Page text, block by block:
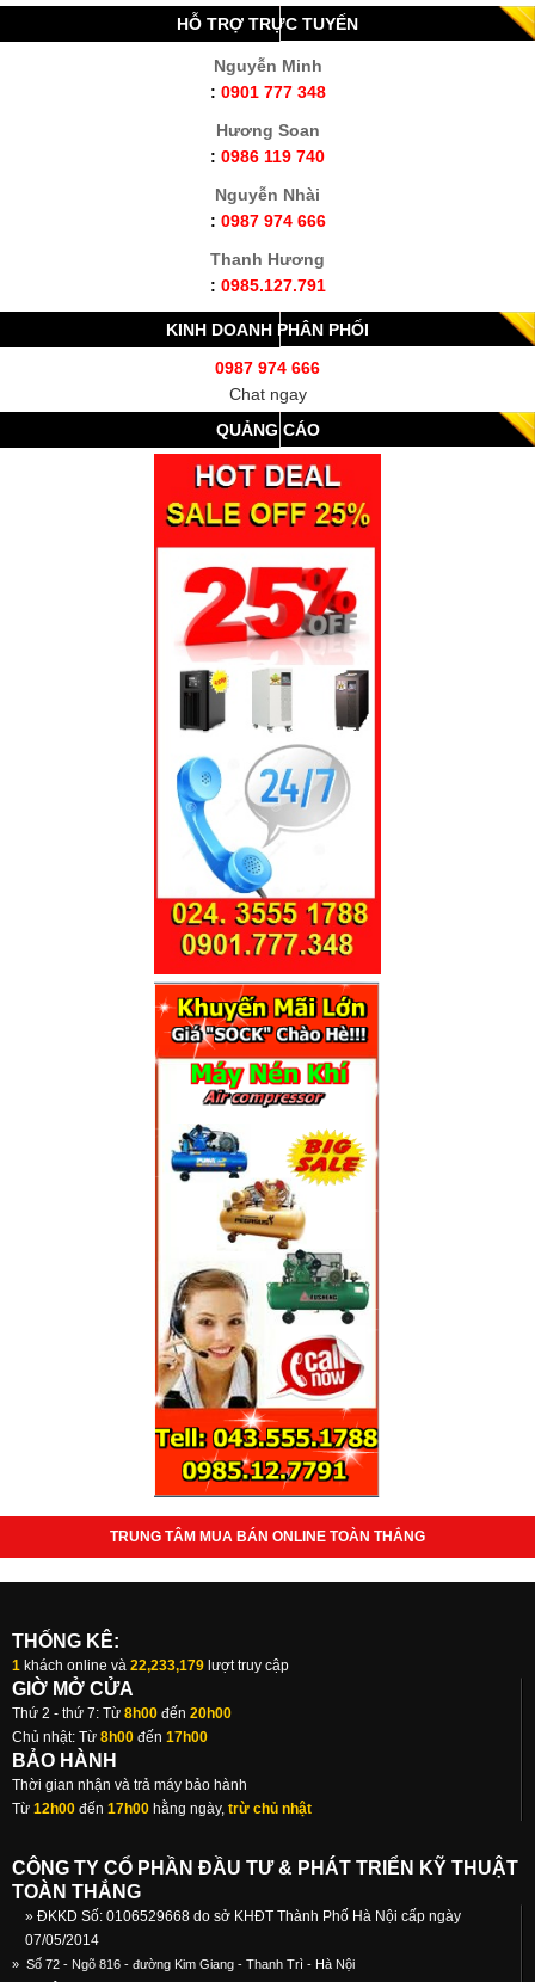
HỖ TRỢ TRỰC TUYẾN
Nguyễn Minh
: 0901 777 348
Hương Soan
: 0986 119 740
Nguyễn Nhài
: 0987 974 666
Thanh Hương
: 0985.127.791
KINH DOANH PHÂN PHỐI
0987 974 666
Chat ngay
QUẢNG CÁO
TRUNG TÂM MUA BÁN ONLINE TOÀN THẮNG
THỐNG KÊ:
1 khách online và 22,233,179 lượt truy cập
GIỜ MỞ CỬA
Thứ 2 - thứ 7: Từ 8h00 đến 20h00
Chủ nhật: Từ 8h00 đến 17h00
BẢO HÀNH
Thời gian nhận và trả máy bảo hành
Từ 12h00 đến 17h00 hằng ngày, trừ chủ nhật
CÔNG TY CỔ PHẦN ĐẦU TƯ & PHÁT TRIỂN KỸ THUẬT
TOÀN THẮNG
» ĐKKD Số: 0106529668 do sở KHĐT Thành Phố Hà Nội cấp ngày
07/05/2014
» Số 72 - Ngõ 816 - đường Kim Giang - Thanh Trì - Hà Nội